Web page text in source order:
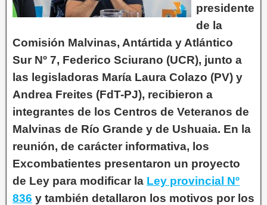
presidente
de la
Comisión Malvinas, Antártida y Atlántico
Sur Nº 7, Federico Sciurano (UCR), junto a
las legisladoras María Laura Colazo (PV) y
Andrea Freites (FdT-PJ), recibieron a
integrantes de los Centros de Veteranos de
Malvinas de Río Grande y de Ushuaia. En la
reunión, de carácter informativa, los
Excombatientes presentaron un proyecto
de Ley para modificar la Ley provincial Nº
836 y también detallaron los motivos por los